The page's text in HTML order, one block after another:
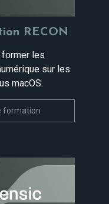
RECON
former les
sur les
macOS.
formation